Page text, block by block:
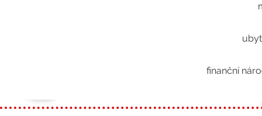
finanční